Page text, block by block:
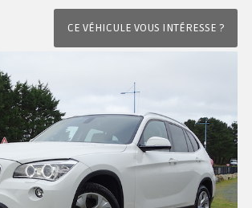
CE VÉHICULE VOUS INTÉRESSE ?